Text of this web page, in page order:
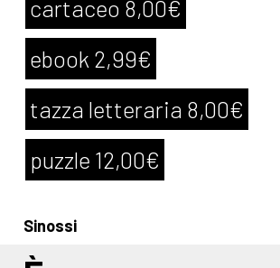
cartaceo 8,00€
ebook 2,99€
tazza letteraria 8,00€
puzzle 12,00€
Sinossi